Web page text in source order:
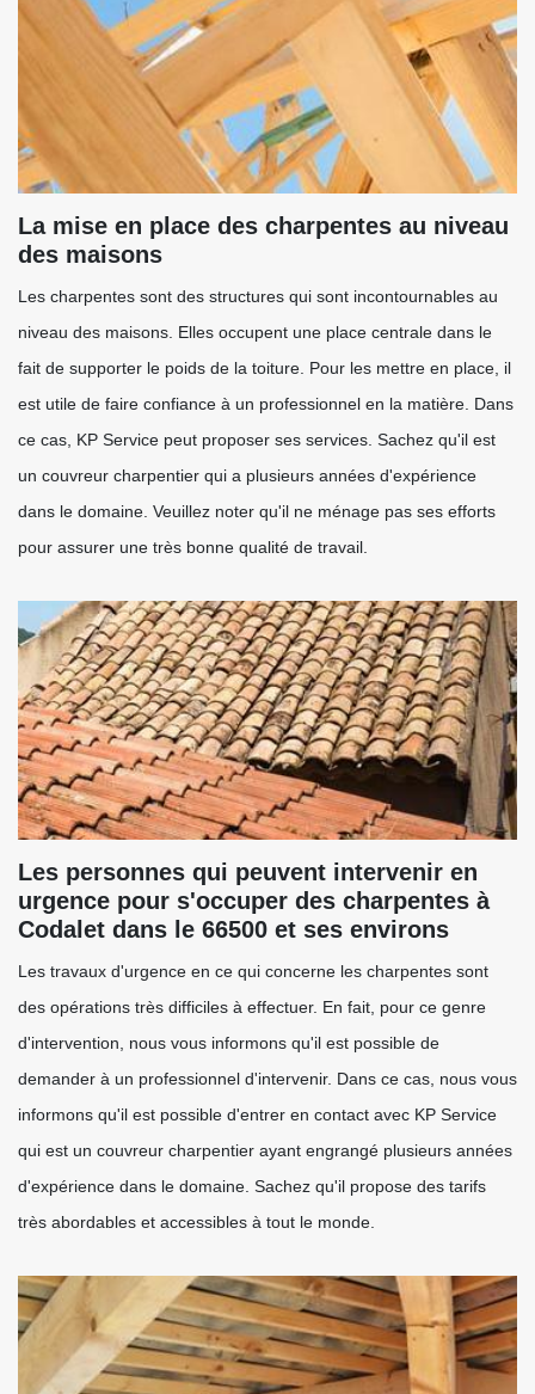
La mise en place des charpentes au niveau
des maisons
Les charpentes sont des structures qui sont incontournables au
niveau des maisons. Elles occupent une place centrale dans le
fait de supporter le poids de la toiture. Pour les mettre en place, il
est utile de faire confiance à un professionnel en la matière. Dans
ce cas, KP Service peut proposer ses services. Sachez qu'il est
un couvreur charpentier qui a plusieurs années d'expérience
dans le domaine. Veuillez noter qu'il ne ménage pas ses efforts
pour assurer une très bonne qualité de travail.
Les personnes qui peuvent intervenir en
urgence pour s'occuper des charpentes à
Codalet dans le 66500 et ses environs
Les travaux d'urgence en ce qui concerne les charpentes sont
des opérations très difficiles à effectuer. En fait, pour ce genre
d'intervention, nous vous informons qu'il est possible de
demander à un professionnel d'intervenir. Dans ce cas, nous vous
informons qu'il est possible d'entrer en contact avec KP Service
qui est un couvreur charpentier ayant engrangé plusieurs années
d'expérience dans le domaine. Sachez qu'il propose des tarifs
très abordables et accessibles à tout le monde.